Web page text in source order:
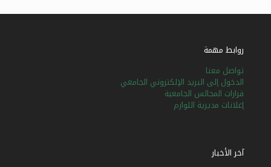
روابط مهمة
تواصل معنا
الدخول إلى البريد الإلكتروني الجامعي
قرارات المجالس الجامعية
إعلانات مديرية اللوازم
آخر الأخبار